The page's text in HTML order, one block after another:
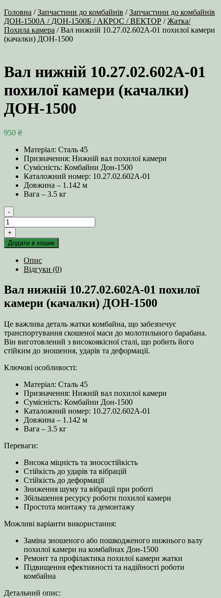
Головна /Запчастини до комбайнів /Запчастини до комбайнів
ДОН-1500А / ДОН-1500Б / АКРОС / ВЕКТОР /Жатка/
Похила камера / Вал нижній 10.27.02.602А-01 похилої камери
(качалки) ДОН-1500
Вал нижній 10.27.02.602А-01
похилої камери (качалки)
ДОН-1500
950 ₴
Матеріал: Сталь 45
Призначення: Нижній вал похилої камери
Сумісність: Комбайни Дон-1500
Каталожний номер: 10.27.02.602А-01
Довжина – 1.142 м
Вага – 3.5 кг
-
Вал
нижній
10.27.02.602А-01
похилої
камери
(качалки)
ДОН-1500
+
Додати в кошик
Опис
Відгуки (0)
Вал нижній 10.27.02.602А-01 похилої
камери (качалки) ДОН-1500
Це важлива деталь жатки комбайна, що забезпечує
транспортування скошеної маси до молотильного барабана.
Він виготовлений з високоякісної сталі, що робить його
стійким до зношення, ударів та деформації.
Ключові особливості:
Матеріал: Сталь 45
Призначення: Нижній вал похилої камери
Сумісність: Комбайни Дон-1500
Каталожний номер: 10.27.02.602А-01
Довжина – 1.142 м
Вага – 3.5 кг
Переваги:
Висока міцність та зносостійкість
Стійкість до ударів та вібрацій
Стійкість до деформації
Зниження шуму та вібрації при роботі
Збільшення ресурсу роботи похилої камери
Простота монтажу та демонтажу
Можливі варіанти використання:
Заміна зношеного або пошкодженого нижнього валу
похилої камери на комбайнах Дон-1500
Ремонт та профілактика похилої камери жатки
Підвищення ефективності та надійності роботи
комбайна
Детальний опис: